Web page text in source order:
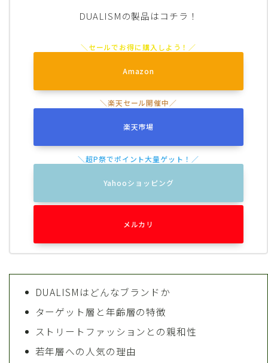
DUALISMの製品はコチラ！
Amazon
楽天市場
Yahooショッピング
メルカリ
DUALISMはどんなブランドか
ターゲット層と年齢層の特徴
ストリートファッションとの親和性
若年層への人気の理由